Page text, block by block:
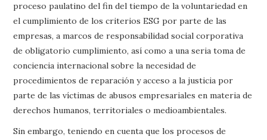
proceso paulatino del fin del tiempo de la voluntariedad en
el cumplimiento de los criterios ESG por parte de las
empresas, a marcos de responsabilidad social corporativa
de obligatorio cumplimiento, así como a una seria toma de
conciencia internacional sobre la necesidad de
procedimientos de reparación y acceso a la justicia por
parte de las víctimas de abusos empresariales en materia de
derechos humanos, territoriales o medioambientales.
Sin embargo, teniendo en cuenta que los procesos de